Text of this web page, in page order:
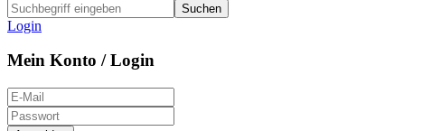
Suchen
Login
Mein Konto / Login